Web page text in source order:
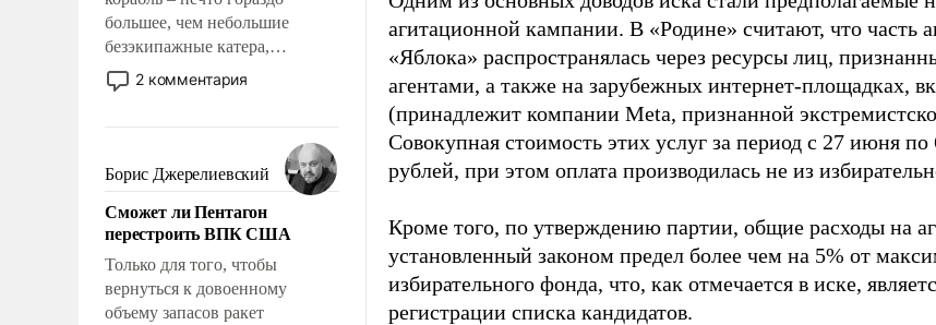
большее, чем небольшие
безэкипажные катера,
применение которых уже
стало обыденностью. Задача по
сложна и амбициозна. Однако
и ее реализация радикально
поднимет наши боевые
возможности.
2 комментария
Борис Джерелиевский
Сможет ли Пентагон
перестроить ВПК США
Только для того, чтобы
вернуться к довоенному
объему запасов ракет
агитационной кампании. В «Родине» считают, что часть
«Яблока» распространялась через ресурсы лиц,
агентами, а также на зарубежных интернет-площадках,
(принадлежит компании Meta, признанной
Совокупная стоимость этих услуг за период с 27 июня
рублей, при этом оплата производилась не из
Кроме того, по утверждению партии, общие расходы на
установленный законом предел более чем на 5% от
избирательного фонда, что, как отмечается в иске,
регистрации списка кандидатов.